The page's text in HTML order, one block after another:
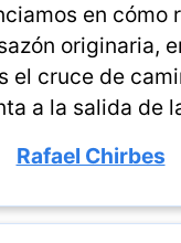
en cómo
originaria,
el cruce de
a la salida de
Rafael Chirbes